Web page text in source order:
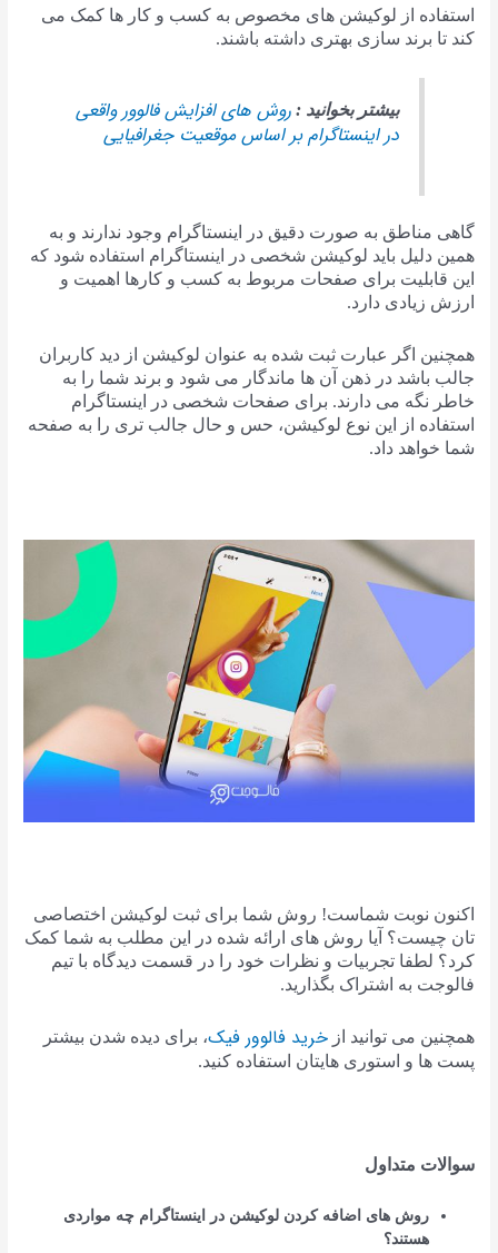
استفاده از لوکیشن های مخصوص به کسب و کار ها کمک می
کند تا برند سازی بهتری داشته باشند.
بیشتر بخوانید : روش های افزایش فالوور واقعی
در اینستاگرام بر اساس موقعیت جغرافیایی
گاهی مناطق به صورت دقیق در اینستاگرام وجود ندارند و به
همین دلیل باید لوکیشن شخصی در اینستاگرام استفاده شود که
این قابلیت برای صفحات مربوط به کسب‌ و کارها اهمیت و
ارزش زیادی دارد.
همچنین اگر عبارت ثبت شده به عنوان لوکیشن از دید کاربران
جالب باشد در ذهن آن ها ماندگار می شود و برند شما را به
خاطر نگه می دارند. برای صفحات شخصی در اینستاگرام
استفاده از این نوع لوکیشن، حس و حال جالب تری را به صفحه
شما خواهد داد.
اکنون نوبت شماست! روش شما برای ثبت لوکیشن اختصاصی
تان چیست؟ آیا روش های ارائه شده در این مطلب به شما کمک
کرد؟ لطفا تجربیات و نظرات خود را در قسمت دیدگاه با تیم
فالوجت به اشتراک بگذارید.
همچنین می توانید ازخرید فالوور فیک، برای دیده شدن بیشتر
پست ها و استوری هایتان استفاده کنید.
سوالات متداول
روش های اضافه کردن لوکیشن در اینستاگرام چه مواردی
هستند؟